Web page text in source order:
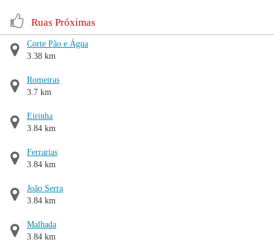
Ruas Próximas
Corte Pão e Água
3.38 km
Romeiras
3.7 km
Eirinha
3.84 km
Ferrarias
3.84 km
João Serra
3.84 km
Malhada
3.84 km